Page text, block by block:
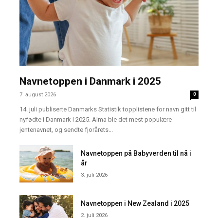
Navnetoppen i Danmark i 2025
7. august 2026 0
14. juli publiserte Danmarks Statistik topplistene for navn gitt til
nyfødte i Danmark i 2025. Alma ble det mest populære
jentenavnet, og sendte fjorårets...
Navnetoppen på Babyverden til nå i
år
3. juli 2026
Navnetoppen i New Zealand i 2025
2. juli 2026